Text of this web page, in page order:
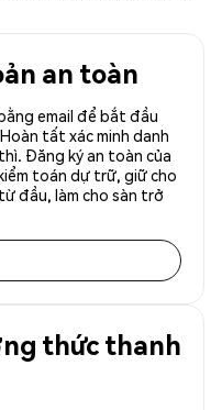
an toàn
email để bắt đầu
tất xác minh danh
Đăng ký an toàn của
toán dự trữ, giữ cho
đầu, làm cho sàn trở
thức thanh